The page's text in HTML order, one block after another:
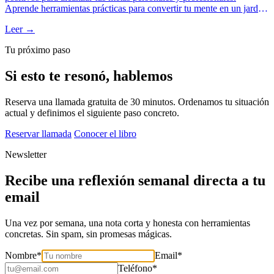
Aprende herramientas prácticas para convertir tu mente en un jardín
Leer →
Tu próximo paso
Si esto te resonó, hablemos
Reserva una llamada gratuita de 30 minutos. Ordenamos tu situación
actual y definimos el siguiente paso concreto.
Reservar llamada Conocer el libro
Newsletter
Recibe una reflexión semanal directa a tu
email
Una vez por semana, una nota corta y honesta con herramientas
concretas. Sin spam, sin promesas mágicas.
Nombre* Email*
Teléfono*